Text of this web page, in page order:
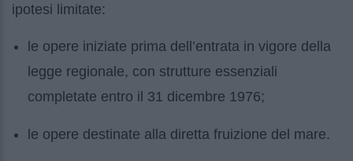
ipotesi limitate:
le opere iniziate prima dell’entrata in vigore della
legge regionale, con strutture essenziali
completate entro il 31 dicembre 1976;
le opere destinate alla diretta fruizione del mare.